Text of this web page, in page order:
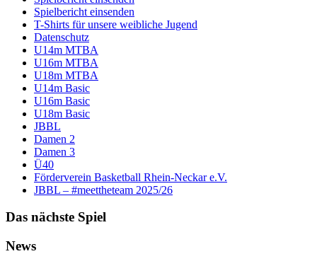
Spielbericht einsenden
T-Shirts für unsere weibliche Jugend
Datenschutz
U14m MTBA
U16m MTBA
U18m MTBA
U14m Basic
U16m Basic
U18m Basic
JBBL
Damen 2
Damen 3
Ü40
Förderverein Basketball Rhein-Neckar e.V.
JBBL – #meettheteam 2025/26
Das nächste Spiel
News